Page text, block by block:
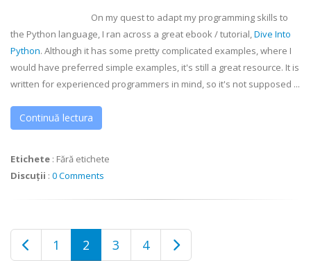
On my quest to adapt my programming skills to
the Python language, I ran across a great ebook/ tutorial,Dive Into
Python. Although it has some pretty complicated examples, where I
would have preferred simple examples, it's still a great resource. It is
written for experienced programmers in mind, so it's not supposed ...
Continuă lectura
Etichete : Fără etichete
Discuții : 0 Comments
1 2 3 4